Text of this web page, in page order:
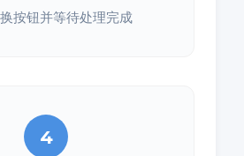
按钮并等待处理完成
4